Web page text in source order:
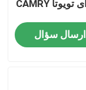
عقب برای تویوتا CAMRY
ارسال سؤال